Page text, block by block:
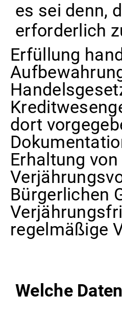
es sei denn,
erforderlich
Erfüllung
dort
Erhaltung
Bürgerlichen
regelmäßige
Welche